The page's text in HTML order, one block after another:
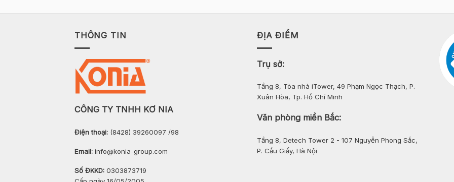
THÔNG TIN
CÔNG TY TNHH KƠ NIA
Điện thoại: (8428) 39260097 /98
Email: info@konia-group.com
Số ĐKKD: 0303873719
ĐỊA ĐIỂM
Trụ sở:
Tầng 8, Tòa nhà iTower, 49 Phạm Ngọc Thạch, P.
Xuân Hòa, Tp. Hồ Chí Minh
Văn phòng miền Bắc:
Tầng 8, Detech Tower 2 - 107 Nguyễn Phong Sắc,
P. Cầu Giấy, Hà Nội